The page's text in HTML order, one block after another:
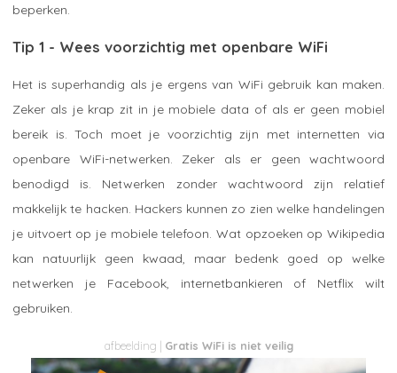
beperken.
Tip 1 - Wees voorzichtig met openbare WiFi
Het is superhandig als je ergens van WiFi gebruik kan maken.
Zeker als je krap zit in je mobiele data of als er geen mobiel
bereik is. Toch moet je voorzichtig zijn met internetten via
openbare WiFi-netwerken. Zeker als er geen wachtwoord
benodigd is. Netwerken zonder wachtwoord zijn relatief
makkelijk te hacken. Hackers kunnen zo zien welke handelingen
je uitvoert op je mobiele telefoon. Wat opzoeken op Wikipedia
kan natuurlijk geen kwaad, maar bedenk goed op welke
netwerken je Facebook, internetbankieren of Netflix wilt
gebruiken.
Gratis WiFi is niet veilig